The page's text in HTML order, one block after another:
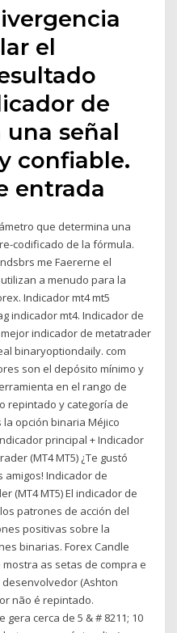
el
de
señal
confiable.
entrada
que determina una
codificado de la fórmula.
me Faererne el
a menudo para la
Indicador mt4 mt5
indicador mt4. Indicador de
indicador de metatrader
binaryoptiondaily. com
son el depósito mínimo y
en el rango de
repintado y categoría de
opción binaria Méjico
principal + Indicador
(MT4 MT5) ¿Te gustó
amigos! Indicador de
(MT4 MT5) El indicador de
patrones de acción del
positivas sobre la
binarias. Forex Candle
as setas de compra e
desenvolvedor (Ashton
não é repintado.
cerca de 5 & # 8211; 10